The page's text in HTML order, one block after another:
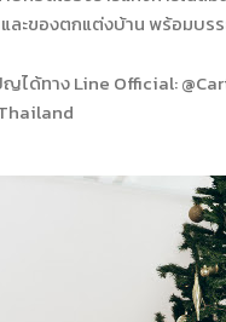
และของตกแต่งบ้าน พร้อมบ
ด้ทาง Line Official: